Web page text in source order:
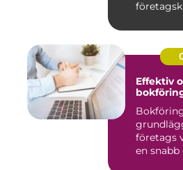
Effektiv
företags
en snabb